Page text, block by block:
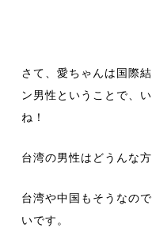
さて、愛ちゃんは国際
ン男性ということで、
ね！
台湾の男性はどうんな
台湾や中国もそうなの
いです。